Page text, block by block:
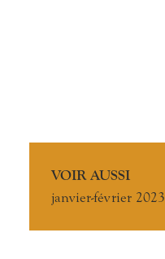
VOIR AUSSI
janvier-février 2023